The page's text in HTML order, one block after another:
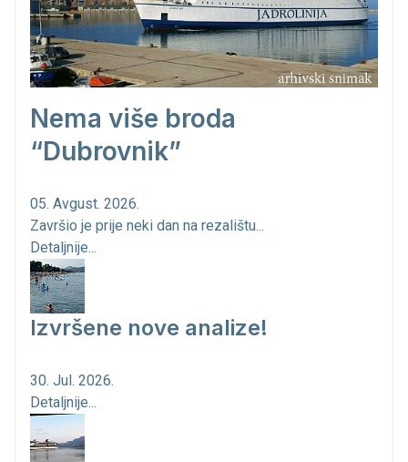
Nema više broda
“Dubrovnik”
05. Avgust. 2026.
Završio je prije neki dan na rezalištu...
Detaljnije...
Izvršene nove analize!
30. Jul. 2026.
Detaljnije...